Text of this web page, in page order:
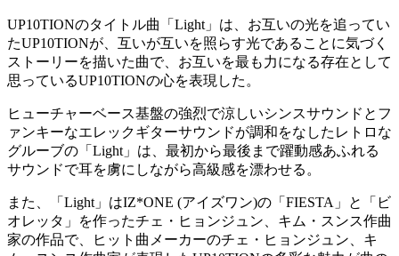
UP10TIONのタイトル曲「Light」は、お互いの光を追ってい
たUP10TIONが、互いが互いを照らす光であることに気づく
ストーリーを描いた曲で、お互いを最も力になる存在として
思っているUP10TIONの心を表現した。
ヒューチャーベース基盤の強烈で涼しいシンスサウンドとフ
ァンキーなエレックギターサウンドが調和をなしたレトロな
グルーブの「Light」は、最初から最後まで躍動感あふれる
サウンドで耳を虜にしながら高級感を漂わせる。
また、「Light」はIZ*ONE (アイズワン)の「FIESTA」と「ビ
オレッタ」を作ったチェ・ヒョンジュン、キム・スンス作曲
家の作品で、ヒット曲メーカーのチェ・ヒョンジュン、キ